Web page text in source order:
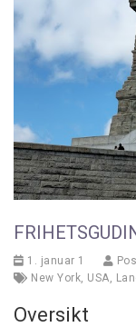
1. januar 1
New York USA
Oversikt